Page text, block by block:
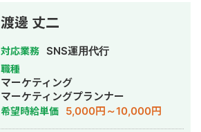
渡邊 丈二
対応業務 SNS運用代行
職種
マーケティング
マーケティングプランナー
希望時給単価 5,000円～10,000円